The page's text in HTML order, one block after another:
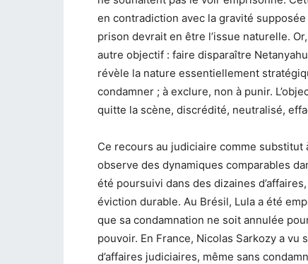
en contradiction avec la gravité
prison devrait en être l’issue naturelle.
autre objectif : faire disparaître
révèle la nature essentiellement
condamner ; à exclure, non à punir.
quitte la scène, discrédité, neutralisé,
Ce recours au judiciaire comme substitut
observe des dynamiques comparables
été poursuivi dans des dizaines
éviction durable. Au Brésil, Lula a été
que sa condamnation ne soit annulée
pouvoir. En France, Nicolas Sarkozy a
d’affaires judiciaires, même sans